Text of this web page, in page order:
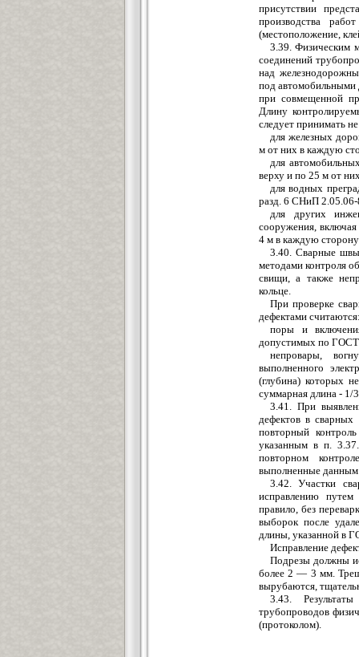
присутствии
производства
(местоположение,
3.39. Физическим
соединений
над
под автомобильными
при совмещенной
Длину
следует принимать
для железных
м от них в каждую
для
верху и по 25 м от
для водных
разд. 6 СНиП
для других
сооружения,
4 м в каждую сторону
3.40. Сварные швы
методами контроля
свищи, а также
кольце.
При проверке
дефектами считаются
поры и
допустимых по
непровары, вогну
выполненного
(глубина) которых
суммарная длина - 1/
3.41. При
дефектов в сварных
повторный
указанным в п.
повторном
выполненные
3.42. Участки
исправлению
правило, без перева
выборок после
длины, указанной в
Исправление
Подрезы должны
более 2 — 3 мм.
вырубаются,
3.43.
трубопроводов
(протоколом).